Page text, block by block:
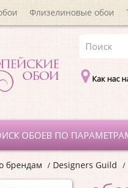
Флизелиновые обои
Как нас
ОБОЕВ ПО
брендам Designers Guild